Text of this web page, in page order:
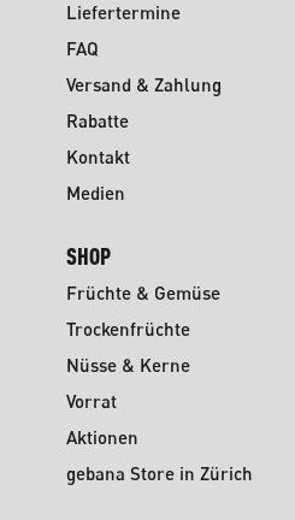
Liefertermine
FAQ
Versand & Zahlung
Rabatte
Kontakt
Medien
SHOP
Früchte & Gemüse
Trockenfrüchte
Nüsse & Kerne
Vorrat
Aktionen
gebana Store in Zürich